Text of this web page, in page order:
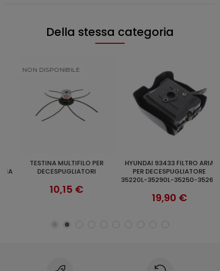
Della stessa categoria
NON DISPONIBILE
SCOPRI
DECESPUGLIATORI
10,15 €
AGGIUNGI AL CARRELLO
PER DECESPUGLIATORE
35220L-35290L-35250-35260
19,90 €